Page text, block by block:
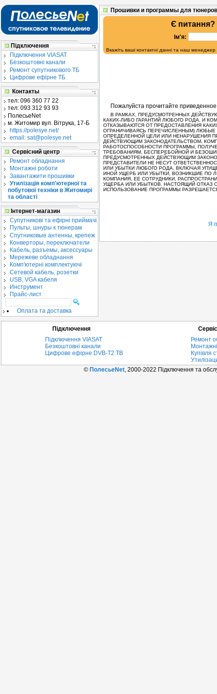
Підключення
Підключення VIASAT
Безкоштовні канали
Ремонт супутникового ТБ
Цифрове ефірне ТБ
Контакты
тел: 096 360 77 22
тел: 093 312 93 93
ПолесьеNet
м. Житомир вул. Вітрука, 17-Б
https://polesye.net/
email: sat@polesye.net
Сервісний центр
Ремонт обладнання
Монтажні роботи
Завантажити прошивки
Утилізація комп'ютерної та
побутової техніки в Житомирі
та області
Інтернет-магазин
Cупутникові та ефірні приймачі
Пульты, шнуры к тюнерам
Спутниковые антенны, крепеж
Конверторы, переключатели
Кабель, разъемы, аксессуары
Мережеве обладнання
Комп'ютерні комплектуючі
Сетевой кабель, розетки
USB, VGA кабеля
Инструмент
Прайс-лист
Оплата та доставка
Прошивки и программы для
Є питання?
Ім'я:
Вкажіть ваші контактні данні та наш
Пожалуйста прочитайте
В РАМКАХ, ПРЕДУСМОТРЕННЫХ
КАКИХ-ЛИБО ГАРАНТИЙ ЛЮБОГО РОДА, И
ОТКАЗЫВАЮТСЯ ОТ ПРЕДОСТАВЛЕНИЯ
ОГРАНИЧИВАЯСЬ ПЕРЕЧИСЛЕННЫМ) ЛЮБЫЕ
ОПРЕДЕЛЕННОЙ ЦЕЛИ ИЛИ НЕНАРУШЕНИЯ
ДЕЙСТВУЮЩИМ ЗАКОНОДАТЕЛЬСТВОМ,
РАБОТОСПОСОБНОСТИ ПРОГРАММЫ,
ТРЕБОВАНИЯМ, БЕСПЕРЕБОЙНОЙ И
ПРЕДУСМОТРЕННЫХ ДЕЙСТВУЮЩИМ
ПРЕДСТАВИТЕЛИ НЕ НЕСУТ
ИЛИ УБЫТКИ ЛЮБОГО РОДА, ВКЛЮЧАЯ
ИНОЙ УЩЕРБ ИЛИ УБЫТКИ, ВОЗНИКШИЕ ПО
КОМПАНИЯ, ЕЕ СОТРУДНИКИ,
УЩЕРБА ИЛИ УБЫТКОВ. НАСТОЯЩИЙ ОТКАЗ
ИСПОЛЬЗОВАНИЕ ПРОГРАММЫ
Я
Підключення
Підключення VIASAT
Безкоштовні канали
Цифрове ефірне DVB-T2 ТВ
Ремонт
Купівля
© ПолесьеNet, 2000-2022 Підключення та